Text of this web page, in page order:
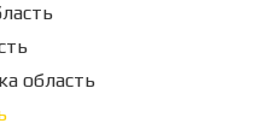
область